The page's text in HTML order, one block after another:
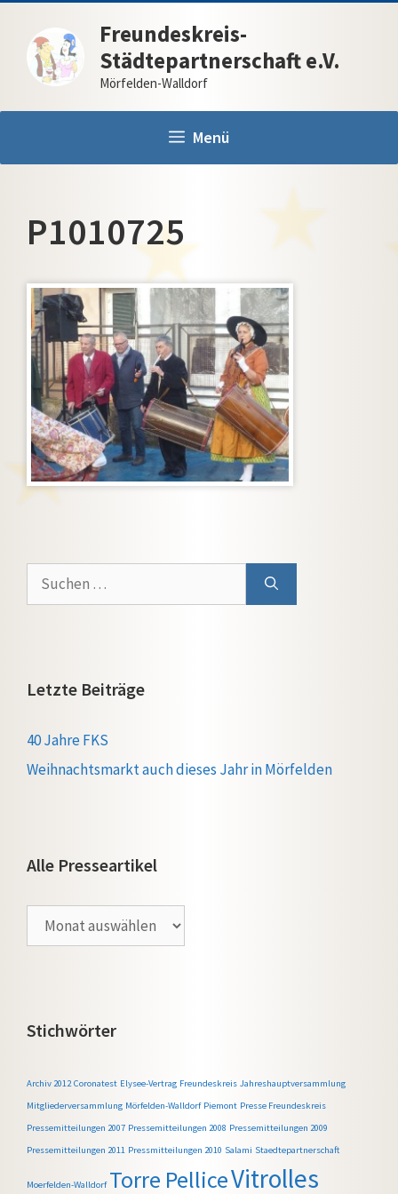
Inhalt
springen
Freundeskreis-
Städtepartnerschaft e.V.
Mörfelden-Walldorf
Menü
P1010725
Suchen
nach:
Letzte Beiträge
40 Jahre FKS
Weihnachtsmarkt auch dieses Jahr in Mörfelden
Alle Presseartikel
Presseartikel
Stichwörter
Archiv 2012 Coronatest Elysee-Vertrag Freundeskreis Jahreshauptversammlung
Mitgliederversammlung Mörfelden-Walldorf Piemont Presse Freundeskreis
Pressemitteilungen 2007 Pressemitteilungen 2008 Pressemitteilungen 2009
Pressemitteilungen 2011 Pressmitteilungen 2010 Salami Staedtepartnerschaft
Moerfelden-Walldorf Torre PelliceVitrolles